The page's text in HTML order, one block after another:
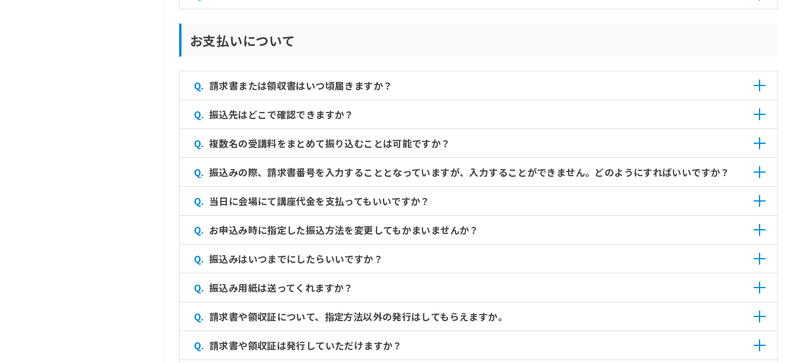
お支払いについて
請求書または領収書はいつ頃届きますか？
振込先はどこで確認できますか？
複数名の受講料をまとめて振り込むことは可能ですか？
振込みの際、請求書番号を入力することとなっていますが、入力することができません。どのようにすればいいですか？
当日に会場にて講座代金を支払ってもいいですか？
お申込み時に指定した振込方法を変更してもかまいませんか？
振込みはいつまでにしたらいいですか？
振込み用紙は送ってくれますか？
請求書や領収証について、指定方法以外の発行はしてもらえますか。
請求書や領収証は発行していただけますか？